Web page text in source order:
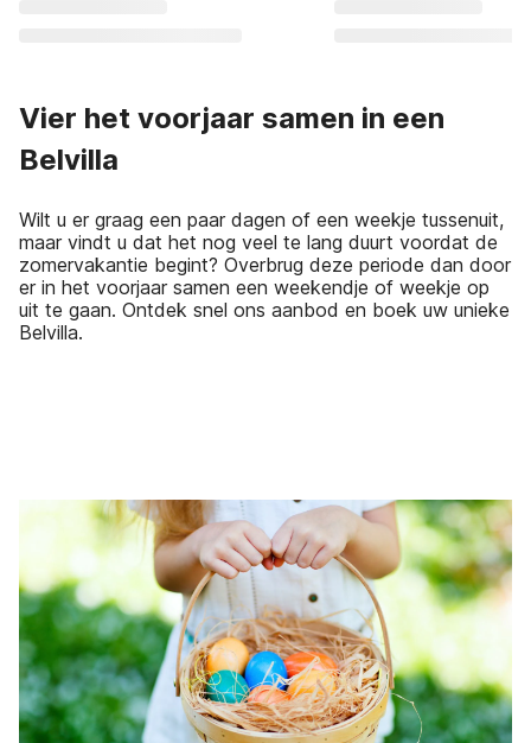
Vier het voorjaar samen in een
Belvilla
Wilt u er graag een paar dagen of een weekje tussenuit,
maar vindt u dat het nog veel te lang duurt voordat de
zomervakantie begint? Overbrug deze periode dan door
er in het voorjaar samen een weekendje of weekje op
uit te gaan. Ontdek snel ons aanbod en boek uw unieke
Belvilla.